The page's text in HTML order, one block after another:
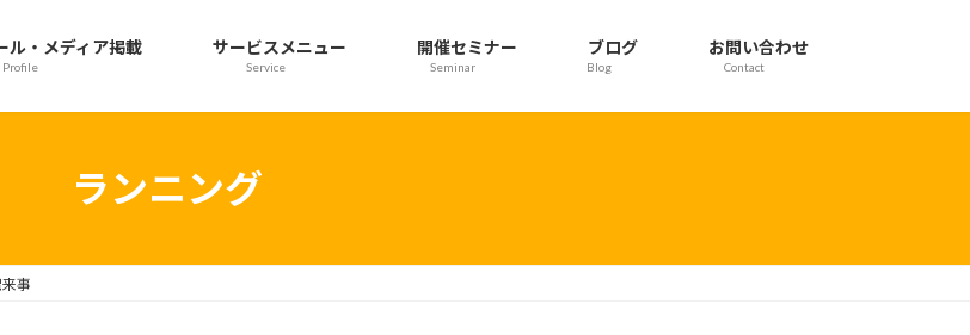
ル・メディア掲載
Profile
サービスメニュー
Service
開催セミナー
Seminar
ブログ
Blog
お問い合わせ
Contact
ランニング
事